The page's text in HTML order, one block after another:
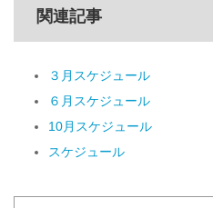
関連記事
３月スケジュール
６月スケジュール
10月スケジュール
スケジュール